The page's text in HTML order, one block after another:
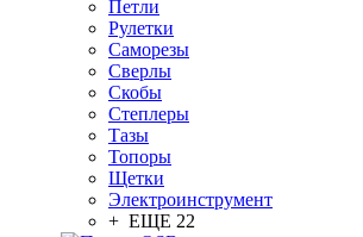
Петли
Рулетки
Саморезы
Сверлы
Скобы
Степлеры
Тазы
Топоры
Щетки
Электроинструмент
+ ЕЩЕ 22